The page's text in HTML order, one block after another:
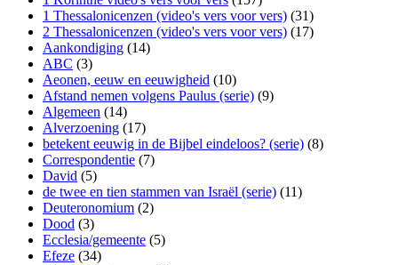
1 Thessalonicenzen (video's vers voor vers) (31)
2 Thessalonicenzen (video's vers voor vers) (17)
Aankondiging (14)
ABC (3)
Aeonen, eeuw en eeuwigheid (10)
Afstand nemen volgens Paulus (serie) (9)
Algemeen (14)
Alverzoening (17)
betekent eeuwig in de Bijbel eindeloos? (serie) (8)
Correspondentie (7)
David (5)
de twee en tien stammen van Israël (serie) (11)
Deuteronomium (2)
Dood (3)
Ecclesia/gemeente (5)
Efeze (34)